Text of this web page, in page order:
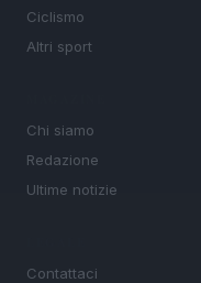
Ciclismo
Altri sport
Chi siamo
Redazione
Ultime notizie
Contattaci